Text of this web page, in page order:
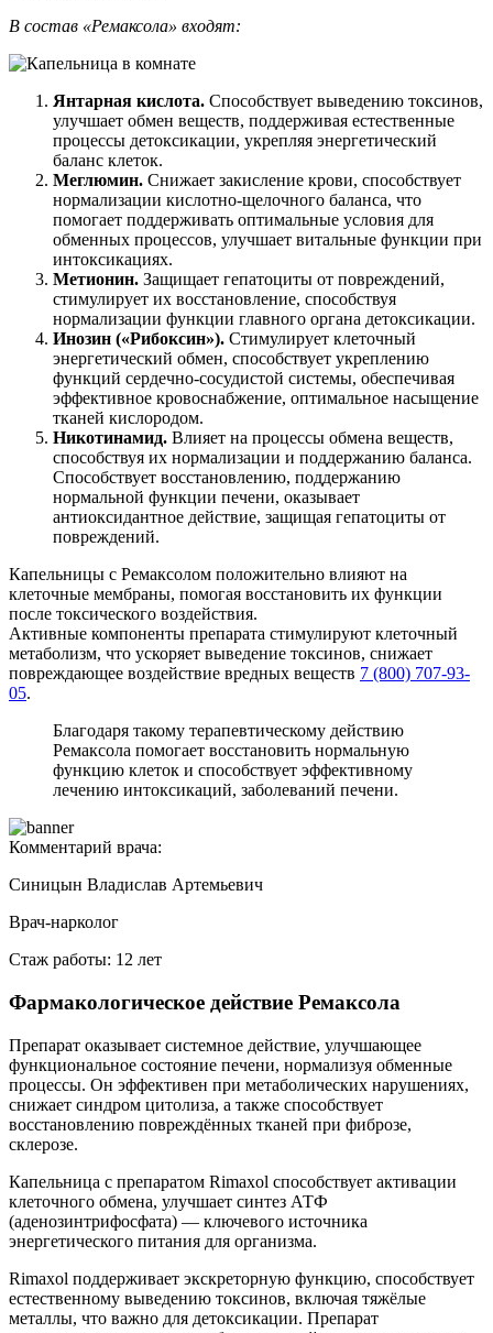
В состав «Ремаксола» входят:
Янтарная кислота. Способствует выведению токсинов,
улучшает обмен веществ, поддерживая естественные
процессы детоксикации, укрепляя энергетический
баланс клеток.
Меглюмин. Снижает закисление крови, способствует
нормализации кислотно-щелочного баланса, что
помогает поддерживать оптимальные условия для
обменных процессов, улучшает витальные функции при
интоксикациях.
Метионин. Защищает гепатоциты от повреждений,
стимулирует их восстановление, способствуя
нормализации функции главного органа детоксикации.
Инозин («Рибоксин»). Стимулирует клеточный
энергетический обмен, способствует укреплению
функций сердечно-сосудистой системы, обеспечивая
эффективное кровоснабжение, оптимальное насыщение
тканей кислородом.
Никотинамид. Влияет на процессы обмена веществ,
способствуя их нормализации и поддержанию баланса.
Способствует восстановлению, поддержанию
нормальной функции печени, оказывает
антиоксидантное действие, защищая гепатоциты от
повреждений.
Капельницы с Ремаксолом положительно влияют на
клеточные мембраны, помогая восстановить их функции
после токсического воздействия.
Активные компоненты препарата стимулируют клеточный
метаболизм, что ускоряет выведение токсинов, снижает
повреждающее воздействие вредных веществ 7 (800) 707-93-
05.
Благодаря такому терапевтическому действию
Ремаксола помогает восстановить нормальную
функцию клеток и способствует эффективному
лечению интоксикаций, заболеваний печени.
Комментарий врача:
Синицын Владислав Артемьевич
Врач-нарколог
Стаж работы: 12 лет
Фармакологическое действие Ремаксола
Препарат оказывает системное действие, улучшающее
функциональное состояние печени, нормализуя обменные
процессы. Он эффективен при метаболических нарушениях,
снижает синдром цитолиза, а также способствует
восстановлению повреждённых тканей при фиброзе,
склерозе.
Капельница с препаратом Rimaxol способствует активации
клеточного обмена, улучшает синтез АТФ
(аденозинтрифосфата) — ключевого источника
энергетического питания для организма.
Rimaxol поддерживает экскреторную функцию, способствует
естественному выведению токсинов, включая тяжёлые
металлы, что важно для детоксикации. Препарат